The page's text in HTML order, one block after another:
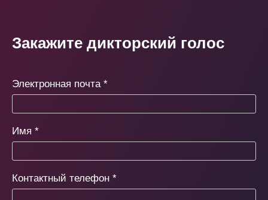
Закажите дикторский голос
Электронная почта *
Имя *
Контактный телефон *